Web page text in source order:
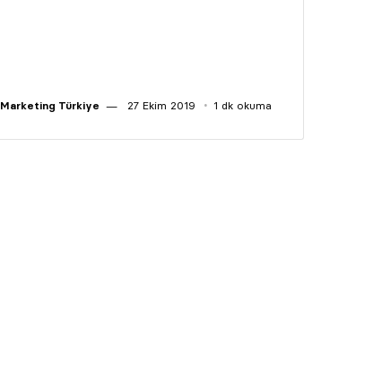
Marketing Türkiye 27 Ekim 2019 1 dk okuma